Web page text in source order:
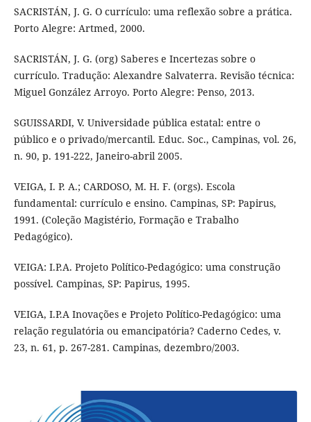
SACRISTÁN, J. G. O currículo: uma reflexão sobre a prática.
Porto Alegre: Artmed, 2000.
SACRISTÁN, J. G. (org) Saberes e Incertezas sobre o
currículo. Tradução: Alexandre Salvaterra. Revisão técnica:
Miguel González Arroyo. Porto Alegre: Penso, 2013.
SGUISSARDI, V. Universidade pública estatal: entre o
público e o privado/mercantil. Educ. Soc., Campinas, vol. 26,
n. 90, p. 191-222, Janeiro-abril 2005.
VEIGA, I. P. A.; CARDOSO, M. H. F. (orgs). Escola
fundamental: currículo e ensino. Campinas, SP: Papirus,
1991. (Coleção Magistério, Formação e Trabalho
Pedagógico).
VEIGA: I.P.A. Projeto Político-Pedagógico: uma construção
possível. Campinas, SP: Papirus, 1995.
VEIGA, I.P.A Inovações e Projeto Político-Pedagógico: uma
relação regulatória ou emancipatória? Caderno Cedes, v.
23, n. 61, p. 267-281. Campinas, dezembro/2003.